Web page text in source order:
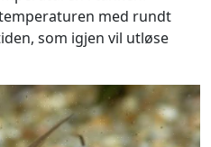
med rundt
som igjen vil utløse